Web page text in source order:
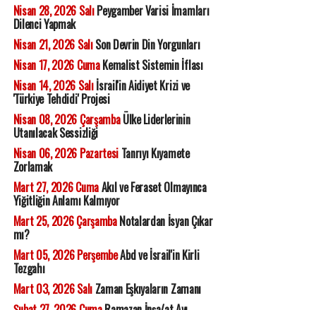
Nisan 28, 2026 SalıPeygamber Varisi İmamları
Dilenci Yapmak
Nisan 21, 2026 SalıSon Devrin Din Yorgunları
Nisan 17, 2026 CumaKemalist Sistemin İflası
Nisan 14, 2026 Salıİsrail'in Aidiyet Krizi ve
'Türkiye Tehdidi' Projesi
Nisan 08, 2026 ÇarşambaÜlke Liderlerinin
Utanılacak Sessizliği
Nisan 06, 2026 PazartesiTanrıyı Kıyamete
Zorlamak
Mart 27, 2026 CumaAkıl ve Feraset Olmayınca
Yiğitliğin Anlamı Kalmıyor
Mart 25, 2026 ÇarşambaNotalardan İsyan Çıkar
mı?
Mart 05, 2026 PerşembeAbd ve İsrail'in Kirli
Tezgahı
Mart 03, 2026 SalıZaman Eşkıyaların Zamanı